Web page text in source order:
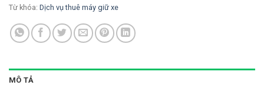
Từ khóa: Dịch vụ thuê máy giữ xe
MÔ TẢ